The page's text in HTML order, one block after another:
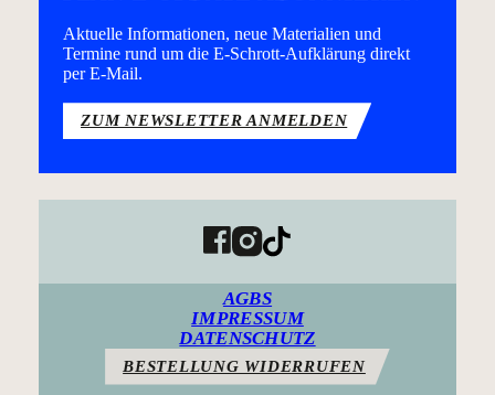
Aktuelle Informationen, neue Materialien und
Termine rund um die E-Schrott-Aufklärung direkt
per E-Mail.
ZUM NEWSLETTER ANMELDEN
Folg Plan E auf Facebook
Folg Plan E auf Instagram
Folg Plan E auf Tiktok
AGBS
IMPRESSUM
DATENSCHUTZ
BESTELLUNG WIDERRUFEN